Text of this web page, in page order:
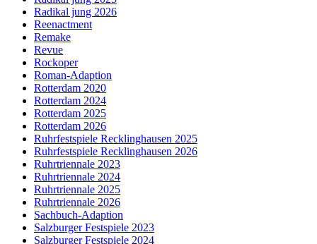
Radikal jung 2026
Reenactment
Remake
Revue
Rockoper
Roman-Adaption
Rotterdam 2020
Rotterdam 2024
Rotterdam 2025
Rotterdam 2026
Ruhrfestspiele Recklinghausen 2025
Ruhrfestspiele Recklinghausen 2026
Ruhrtriennale 2023
Ruhrtriennale 2024
Ruhrtriennale 2025
Ruhrtriennale 2026
Sachbuch-Adaption
Salzburger Festspiele 2023
Salzburger Festspiele 2024